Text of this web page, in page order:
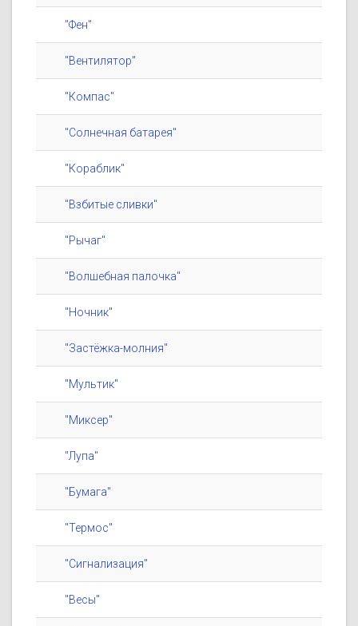
"Фен"
"Вентилятор"
"Компас"
"Солнечная батарея"
"Кораблик"
"Взбитые сливки"
"Рычаг"
"Волшебная палочка"
"Ночник"
"Застёжка-молния"
"Мультик"
"Миксер"
"Лупа"
"Бумага"
"Термос"
"Сигнализация"
"Весы"